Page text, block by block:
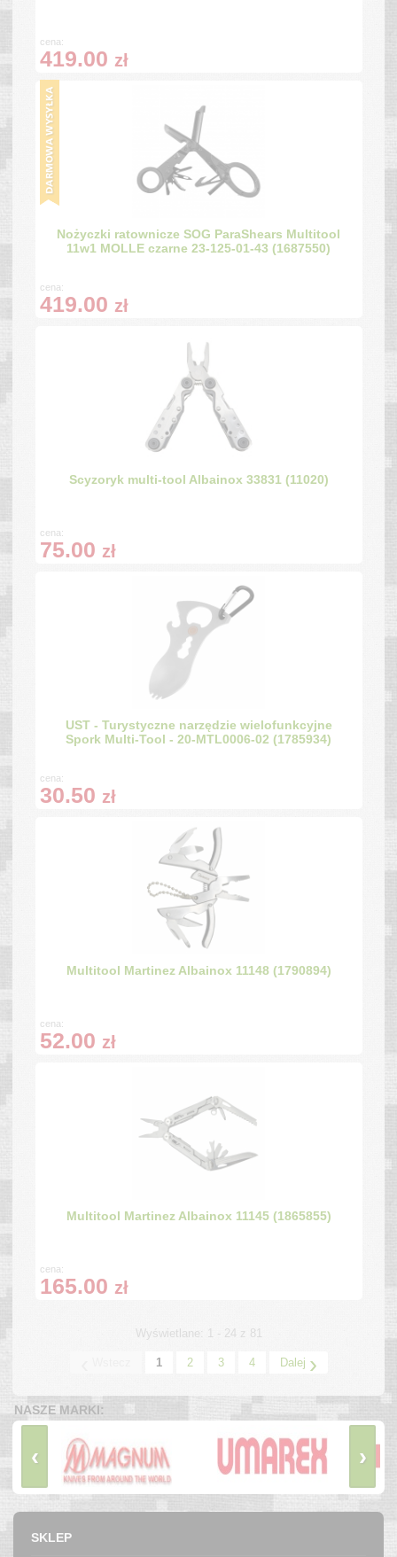
cena:
419.00 zł
Nożyczki ratownicze SOG ParaShears Multitool
11w1 MOLLE czarne 23-125-01-43 (1687550)
cena:
419.00 zł
Scyzoryk multi-tool Albainox 33831 (11020)
cena:
75.00 zł
UST - Turystyczne narzędzie wielofunkcyjne
Spork Multi-Tool - 20-MTL0006-02 (1785934)
cena:
30.50 zł
Multitool Martinez Albainox 11148 (1790894)
cena:
52.00 zł
Multitool Martinez Albainox 11145 (1865855)
cena:
165.00 zł
Wyświetlane: 1 - 24 z 81
1 2 3 4 Dalej ›
NASZE MARKI:
‹ ›
SKLEP